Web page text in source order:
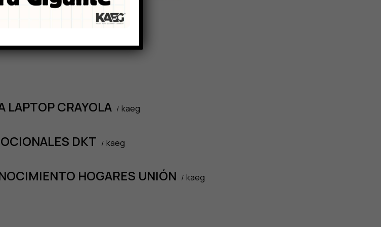
kaeg
LAPTOP CRAYOLA
kaeg
DKT
kaeg
HOGARES UNIÓN